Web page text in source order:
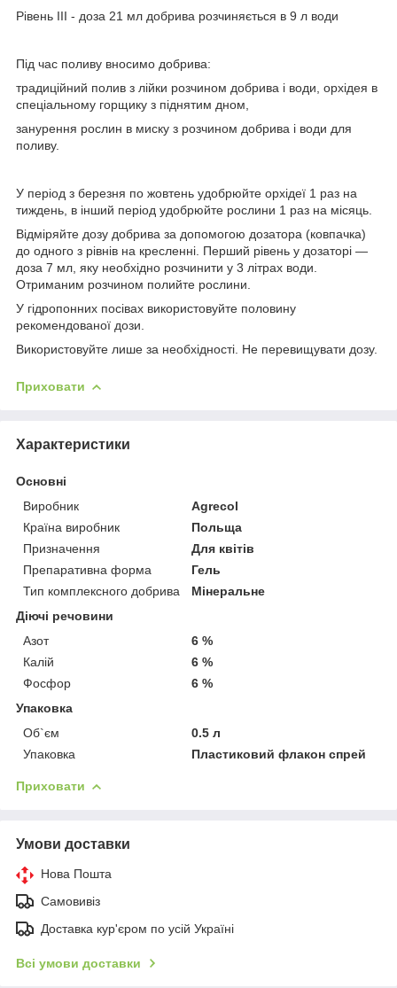
Рівень III - доза 21 мл добрива розчиняється в 9 л води
Під час поливу вносимо добрива:
традиційний полив з лійки розчином добрива і води, орхідея в
спеціальному горщику з піднятим дном,
занурення рослин в миску з розчином добрива і води для
поливу.
У період з березня по жовтень удобрюйте орхідеї 1 раз на
тиждень, в інший період удобрюйте рослини 1 раз на місяць.
Відміряйте дозу добрива за допомогою дозатора (ковпачка)
до одного з рівнів на кресленні. Перший рівень у дозаторі —
доза 7 мл, яку необхідно розчинити у 3 літрах води.
Отриманим розчином полийте рослини.
У гідропонних посівах використовуйте половину
рекомендованої дози.
Використовуйте лише за необхідності. Не перевищувати дозу.
Приховати
Характеристики
Основні
Виробник
Agrecol
Країна виробник
Польща
Призначення
Для квітів
Препаративна форма
Гель
Тип комплексного добрива
Мінеральне
Діючі речовини
Азот
6 %
Калій
6 %
Фосфор
6 %
Упаковка
Об`єм
0.5 л
Упаковка
Пластиковий флакон спрей
Приховати
Умови доставки
Нова Пошта
Самовивіз
Доставка кур'єром по усій Україні
Всі умови доставки